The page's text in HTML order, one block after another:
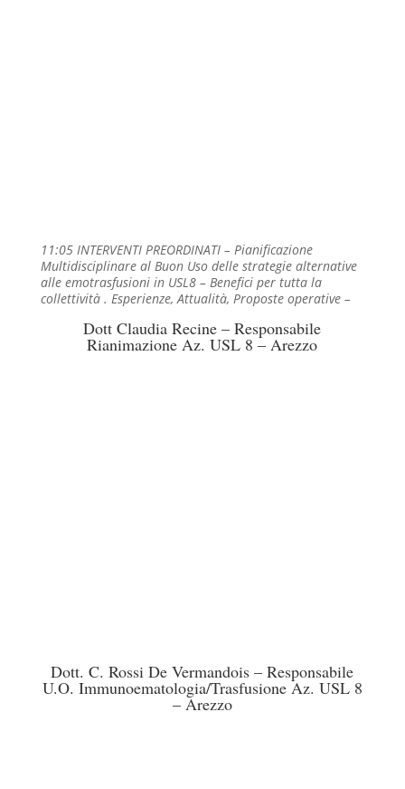
11:05 INTERVENTI PREORDINATI – Pianificazione
Multidisciplinare al Buon Uso delle strategie alternative
alle emotrasfusioni in USL8 – Benefici per tutta la
collettività . Esperienze, Attualità, Proposte operative –
Dott Claudia Recine – Responsabile
Rianimazione Az. USL 8 – Arezzo
Dott. C. Rossi De Vermandois – Responsabile
U.O. Immunoematologia/Trasfusione Az. USL 8
– Arezzo